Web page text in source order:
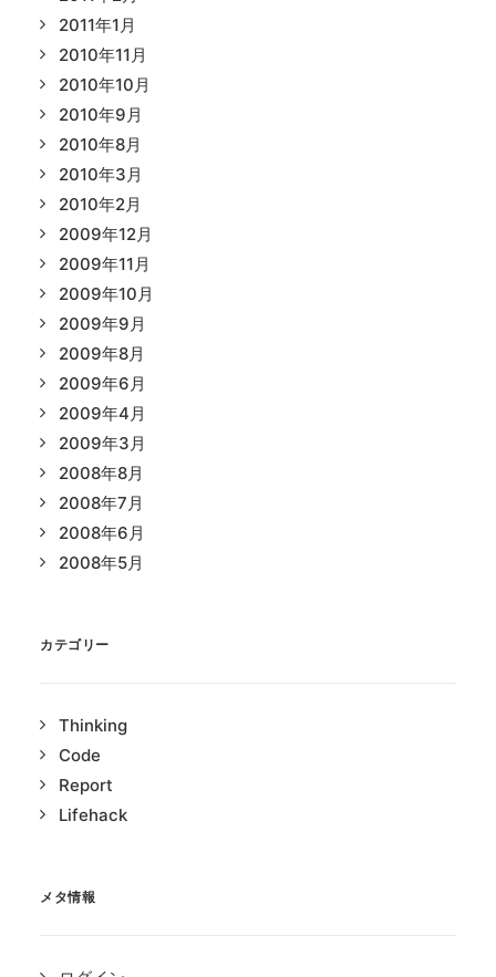
2011年1月
2010年11月
2010年10月
2010年9月
2010年8月
2010年3月
2010年2月
2009年12月
2009年11月
2009年10月
2009年9月
2009年8月
2009年6月
2009年4月
2009年3月
2008年8月
2008年7月
2008年6月
2008年5月
カテゴリー
Thinking
Code
Report
Lifehack
メタ情報